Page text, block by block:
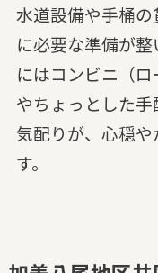
水道設備や手桶
に必要な準備が
にはコンビニ（
やちょっとした
気配りが、心穏
す。